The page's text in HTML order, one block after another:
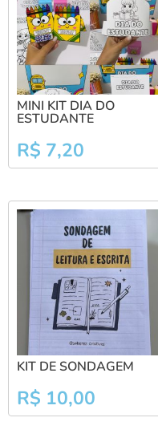
MINI KIT DIA DO
ESTUDANTE
R$ 7,20
KIT DE SONDAGEM
R$ 10,00